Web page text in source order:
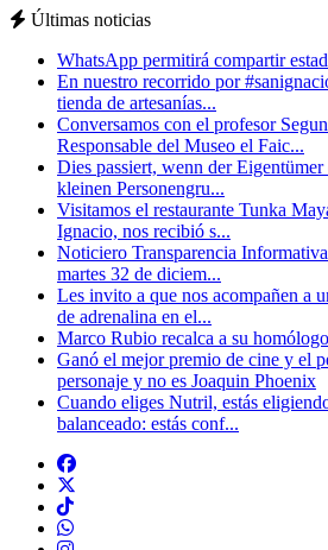
Últimas noticias
WhatsApp permitirá compartir
En nuestro recorrido por
tienda de artesanías...
Conversamos con el profesor
Responsable del Museo el Faic...
Dies passiert, wenn der
kleinen Personengru...
Visitamos el restaurante Tunka
Ignacio, nos recibió s...
Noticiero Transparencia
martes 32 de diciem...
Les invito a que nos acompañen a
de adrenalina en el...
Marco Rubio recalca a su
Ganó el mejor premio de cine y el
personaje y no es Joaquin Phoenix
Cuando eliges Nutril, estás
balanceado: estás conf...